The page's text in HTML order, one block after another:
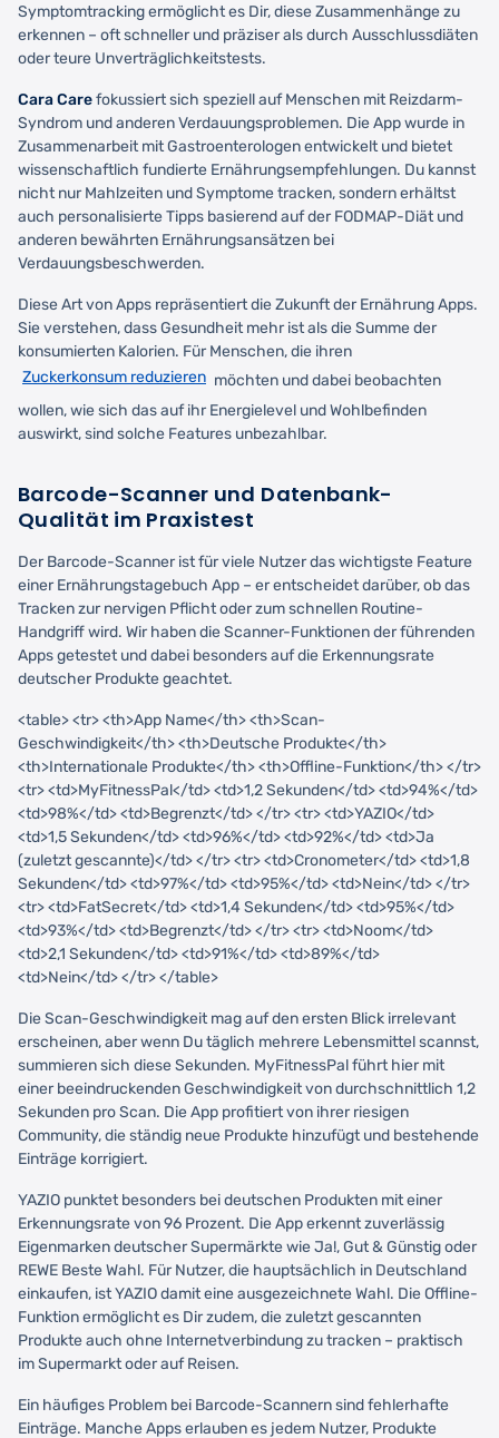
Symptomtracking ermöglicht es Dir, diese Zusammenhänge zu
erkennen – oft schneller und präziser als durch Ausschlussdiäten
oder teure Unverträglichkeitstests.
Cara Carefokussiert sich speziell auf Menschen mit Reizdarm-
Syndrom und anderen Verdauungsproblemen. Die App wurde in
Zusammenarbeit mit Gastroenterologen entwickelt und bietet
wissenschaftlich fundierte Ernährungsempfehlungen. Du kannst
nicht nur Mahlzeiten und Symptome tracken, sondern erhältst
auch personalisierte Tipps basierend auf der FODMAP-Diät und
anderen bewährten Ernährungsansätzen bei
Verdauungsbeschwerden.
Diese Art von Apps repräsentiert die Zukunft der Ernährung Apps.
Sie verstehen, dass Gesundheit mehr ist als die Summe der
konsumierten Kalorien. Für Menschen, die ihren
Zuckerkonsum reduzieren möchten und dabei beobachten
wollen, wie sich das auf ihr Energielevel und Wohlbefinden
auswirkt, sind solche Features unbezahlbar.
Barcode-Scanner und Datenbank-
Qualität im Praxistest
Der Barcode-Scanner ist für viele Nutzer das wichtigste Feature
einer Ernährungstagebuch App – er entscheidet darüber, ob das
Tracken zur nervigen Pflicht oder zum schnellen Routine-
Handgriff wird. Wir haben die Scanner-Funktionen der führenden
Apps getestet und dabei besonders auf die Erkennungsrate
deutscher Produkte geachtet.
<table> <tr> <th>App Name</th> <th>Scan-
Geschwindigkeit</th> <th>Deutsche Produkte</th>
<th>Internationale Produkte</th> <th>Offline-Funktion</th> </tr>
<tr> <td>MyFitnessPal</td> <td>1,2 Sekunden</td> <td>94%</td>
<td>98%</td> <td>Begrenzt</td> </tr> <tr> <td>YAZIO</td>
<td>1,5 Sekunden</td> <td>96%</td> <td>92%</td> <td>Ja
(zuletzt gescannte)</td> </tr> <tr> <td>Cronometer</td> <td>1,8
Sekunden</td> <td>97%</td> <td>95%</td> <td>Nein</td> </tr>
<tr> <td>FatSecret</td> <td>1,4 Sekunden</td> <td>95%</td>
<td>93%</td> <td>Begrenzt</td> </tr> <tr> <td>Noom</td>
<td>2,1 Sekunden</td> <td>91%</td> <td>89%</td>
<td>Nein</td> </tr> </table>
Die Scan-Geschwindigkeit mag auf den ersten Blick irrelevant
erscheinen, aber wenn Du täglich mehrere Lebensmittel scannst,
summieren sich diese Sekunden. MyFitnessPal führt hier mit
einer beeindruckenden Geschwindigkeit von durchschnittlich 1,2
Sekunden pro Scan. Die App profitiert von ihrer riesigen
Community, die ständig neue Produkte hinzufügt und bestehende
Einträge korrigiert.
YAZIO punktet besonders bei deutschen Produkten mit einer
Erkennungsrate von 96 Prozent. Die App erkennt zuverlässig
Eigenmarken deutscher Supermärkte wie Ja!, Gut & Günstig oder
REWE Beste Wahl. Für Nutzer, die hauptsächlich in Deutschland
einkaufen, ist YAZIO damit eine ausgezeichnete Wahl. Die Offline-
Funktion ermöglicht es Dir zudem, die zuletzt gescannten
Produkte auch ohne Internetverbindung zu tracken – praktisch
im Supermarkt oder auf Reisen.
Ein häufiges Problem bei Barcode-Scannern sind fehlerhafte
Einträge. Manche Apps erlauben es jedem Nutzer, Produkte